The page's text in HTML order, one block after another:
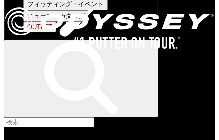
フィッティング・イベント
ニュース・カタログ
OUTLET